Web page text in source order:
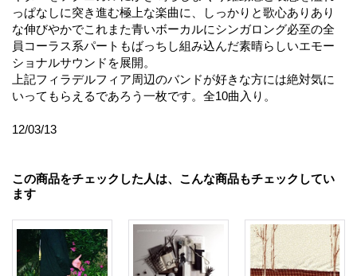
っぱなしに突き進む極上な楽曲に、しっかりと歌心ありあり
な伸びやかでこれまた青いボーカルにシンガロング必至の全
員コーラス系パートもばっちし組み込んだ素晴らしいエモー
ショナルサウンドを展開。
上記フィラデルフィア周辺のバンドが好きな方には絶対気に
いってもらえるであろう一枚です。全10曲入り。
12/03/13
この商品をチェックした人は、こんな商品もチェックしてい
ます